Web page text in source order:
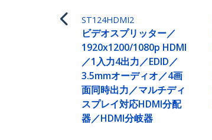
ST124HDMI2
ビデオスプリッター／
1920x1200/1080p HDMI
／1入力4出力／EDID／
3.5mmオーディオ／4画
面同時出力／マルチディ
スプレイ対応HDMI分配
器／HDMI分岐器